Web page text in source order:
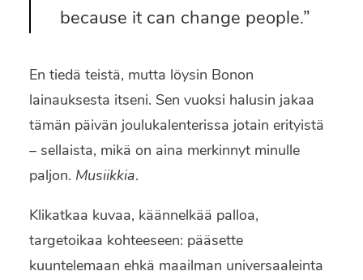
because it can change people.”
En tiedä teistä, mutta löysin Bonon
lainauksesta itseni. Sen vuoksi halusin jakaa
tämän päivän joulukalenterissa jotain erityistä
– sellaista, mikä on aina merkinnyt minulle
paljon. Musiikkia.
Klikatkaa kuvaa, käännelkää palloa,
targetoikaa kohteeseen: pääsette
kuuntelemaan ehkä maailman universaaleinta